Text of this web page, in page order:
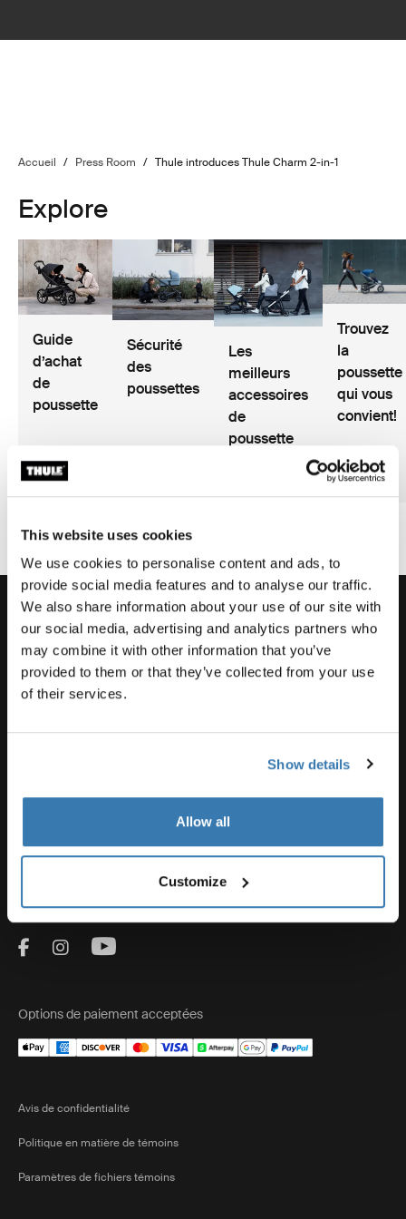
This website uses cookies
We use cookies to personalise content and ads, to
provide social media features and to analyse our traffic.
We also share information about your use of our site with
our social media, advertising and analytics partners who
may combine it with other information that you’ve
provided to them or that they’ve collected from your use
of their services.
Show details
Allow all
Customize
Accueil / Press Room / Thule introduces Thule Charm 2-in-1
Explore
Guide
d’achat
de
poussette
8 min de
lecture
Sécurité
des
poussettes
Les
meilleurs
accessoires
de
poussette
Trouvez
la
poussette
qui vous
convient!
2 min de
lecture
Aide à la commande
Soutien pour les produits
Thule
Ventes
Visit Thule on Facebook (external link)
Visit Thule on Instagram (external link)
Visit Thule on Youtube (external
Options de paiement acceptées
Avis de confidentialité
Politique en matière de témoins
Paramètres de fichiers témoins